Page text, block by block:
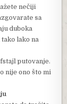
nečiji
sa
duboka
lako na
putovanje.
nije ono što mi